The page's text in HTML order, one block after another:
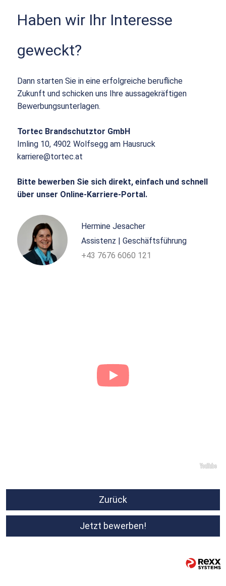
Haben wir Ihr Interesse
geweckt?
Dann starten Sie in eine erfolgreiche berufliche
Zukunft und schicken uns Ihre aussagekräftigen
Bewerbungsunterlagen.
Tortec Brandschutztor GmbH
Imling 10, 4902 Wolfsegg am Hausruck
karriere@tortec.at
Bitte bewerben Sie sich direkt, einfach und schnell
über unser Online-Karriere-Portal.
Hermine Jesacher
Assistenz | Geschäftsführung
+43 7676 6060 121
Zurück
Jetzt bewerben!